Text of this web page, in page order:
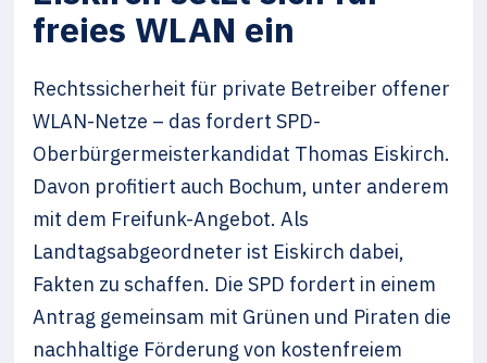
freies WLAN ein
Rechtssicherheit für private Betreiber offener
WLAN-Netze – das fordert SPD-
Oberbürgermeisterkandidat Thomas Eiskirch.
Davon profitiert auch Bochum, unter anderem
mit dem Freifunk-Angebot. Als
Landtagsabgeordneter ist Eiskirch dabei,
Fakten zu schaffen. Die SPD fordert in einem
Antrag gemeinsam mit Grünen und Piraten die
nachhaltige Förderung von kostenfreiem